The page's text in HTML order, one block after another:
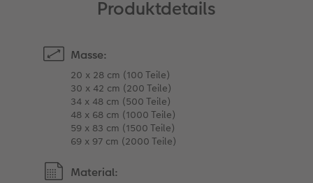
Produktdetails
Masse:
20 x 28 cm (100 Teile)
30 x 42 cm (200 Teile)
34 x 48 cm (500 Teile)
48 x 68 cm (1000 Teile)
59 x 83 cm (1500 Teile)
69 x 97 cm (2000 Teile)
Material: